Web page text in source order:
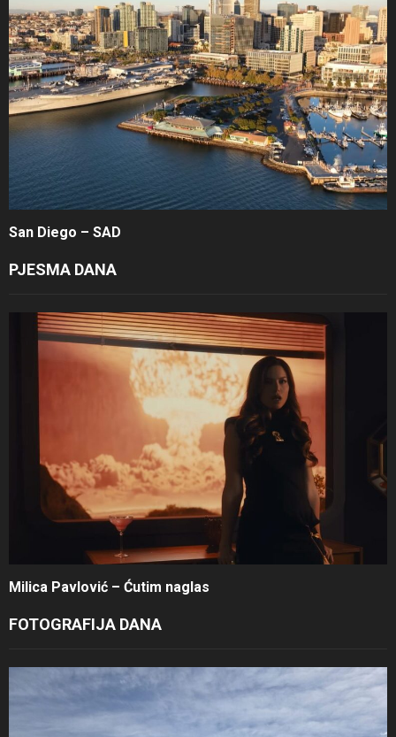
San Diego – SAD
PJESMA DANA
Milica Pavlović – Ćutim naglas
FOTOGRAFIJA DANA